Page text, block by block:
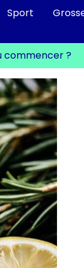
Sport
commencer ?